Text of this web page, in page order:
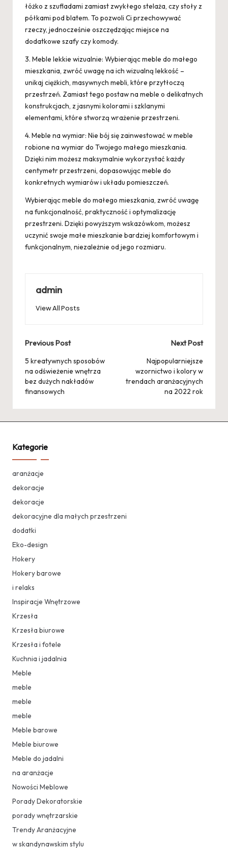
łóżko z szufladami zamiast zwykłego stelaża, czy stoły z
półkami pod blatem. To pozwoli Ci przechowywać
rzeczy, jednocześnie oszczędzając miejsce na
dodatkowe szafy czy komody.
3. Meble lekkie wizualnie: Wybierając meble do małego
mieszkania, zwróć uwagę na ich wizualną lekkość –
unikaj ciężkich, masywnych mebli, które przytłoczą
przestrzeń. Zamiast tego postaw na meble o delikatnych
konstrukcjach, z jasnymi kolorami i szklanymi
elementami, które stworzą wrażenie przestrzeni.
4. Meble na wymiar: Nie bój się zainwestować w meble
robione na wymiar do Twojego małego mieszkania.
Dzięki nim możesz maksymalnie wykorzystać każdy
centymetr przestrzeni, dopasowując meble do
konkretnych wymiarów i układu pomieszczeń.
Wybierając meble do małego mieszkania, zwróć uwagę
na funkcjonalność, praktyczność i optymalizację
przestrzeni. Dzięki powyższym wskazówkom, możesz
uczynić swoje małe mieszkanie bardziej komfortowym i
funkcjonalnym, niezależnie od jego rozmiaru.
admin
View All Posts
Post
navigation
Previous Post
5 kreatywnych sposobów
na odświeżenie wnętrza
bez dużych nakładów
finansowych
Next Post
Najpopularniejsze
wzornictwo i kolory w
trendach aranżacyjnych
na 2022 rok
Kategorie
aranżacje
dekoracje
dekoracje
dekoracyjne dla małych przestrzeni
dodatki
Eko-design
Hokery
Hokery barowe
i relaks
Inspiracje Wnętrzowe
Krzesła
Krzesła biurowe
Krzesła i fotele
Kuchnia i jadalnia
Meble
meble
meble
meble
Meble barowe
Meble biurowe
Meble do jadalni
na aranżacje
Nowości Meblowe
Porady Dekoratorskie
porady wnętrzarskie
Trendy Aranżacyjne
w skandynawskim stylu